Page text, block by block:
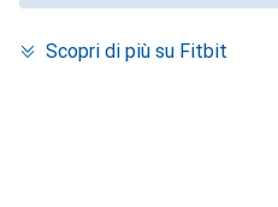
Scopri di più su Fitbit